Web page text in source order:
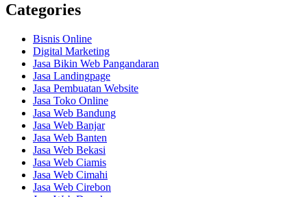
Categories
Bisnis Online
Digital Marketing
Jasa Bikin Web Pangandaran
Jasa Landingpage
Jasa Pembuatan Website
Jasa Toko Online
Jasa Web Bandung
Jasa Web Banjar
Jasa Web Banten
Jasa Web Bekasi
Jasa Web Ciamis
Jasa Web Cimahi
Jasa Web Cirebon